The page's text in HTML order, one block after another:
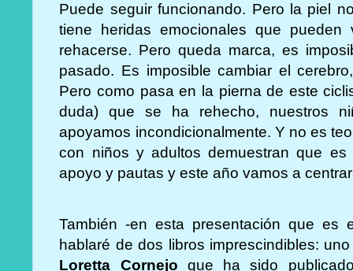
Puede seguir funcionando. Pero la piel
tiene heridas emocionales que
rehacerse. Pero queda marca, es
pasado. Es imposible cambiar el
Pero como pasa en la pierna de este
duda) que se ha rehecho, nuestros
apoyamos incondicionalmente. Y no es
con niños y adultos demuestran que
apoyo y pautas y este año vamos a
También -en esta presentación que
hablaré de dos libros imprescindibles:
Loretta Cornejo que ha sido